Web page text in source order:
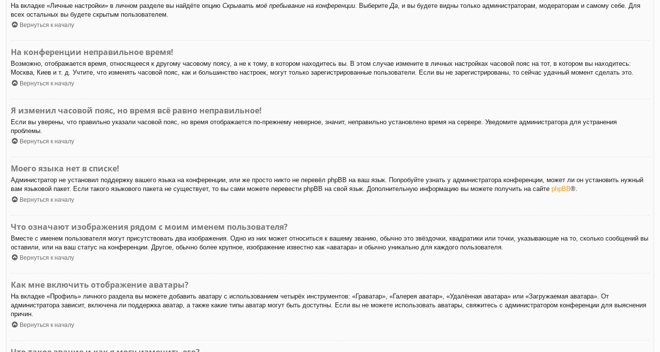
На вкладке «Личные настройки» в личном разделе вы найдёте опцию Скрывать моё пребывание на конференции . Выберите Да , и вы будете видны только администраторам, модераторам и самому себе. Для
всех остальных вы будете скрытым пользователем.
Вернуться к началу
На конференции неправильное время!
Возможно, отображается время, относящееся к другому часовому поясу, а не к тому, в котором находитесь вы. В этом случае измените в личных настройках часовой пояс на тот, в котором вы находитесь:
Москва, Киев и т. д. Учтите, что изменять часовой пояс, как и большинство настроек, могут только зарегистрированные пользователи. Если вы не зарегистрированы, то сейчас удачный момент сделать это.
Вернуться к началу
Я изменил часовой пояс, но время всё равно неправильное!
Если вы уверены, что правильно указали часовой пояс, но время отображается по-прежнему неверное, значит, неправильно установлено время на сервере. Уведомите администратора для устранения
проблемы.
Вернуться к началу
Моего языка нет в списке!
Администратор не установил поддержку вашего языка на конференции, или же просто никто не перевёл phpBB на ваш язык. Попробуйте узнать у администратора конференции, может ли он установить нужный
вам языковой пакет. Если такого языкового пакета не существует, то вы сами можете перевести phpBB на свой язык. Дополнительную информацию вы можете получить на сайте phpBB®.
Вернуться к началу
Что означают изображения рядом с моим именем пользователя?
Вместе с именем пользователя могут присутствовать два изображения. Одно из них может относиться к вашему званию, обычно это звёздочки, квадратики или точки, указывающие на то, сколько сообщений вы
оставили, или на ваш статус на конференции. Другое, обычно более крупное, изображение известно как «аватара» и обычно уникально для каждого пользователя.
Вернуться к началу
Как мне включить отображение аватары?
На вкладке «Профиль» личного раздела вы можете добавить аватару с использованием четырёх инструментов: «Граватар», «Галерея аватар», «Удалённая аватара» или «Загружаемая аватара». От
администратора зависит, включена ли поддержка аватар, а также какие типы аватар могут быть доступны. Если вы не можете использовать аватары, свяжитесь с администратором конференции для выяснения
причин.
Вернуться к началу